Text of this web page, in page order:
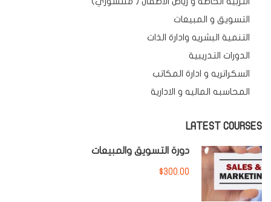
التسويق و المبيعات
التنمية البشريه وادارة الذات
الدورات التدريبية
السكراتريه و ادارة المكاتب
المحاسبه الماليه و الادارية
LATEST COURSES
دورة التسويق والمبيعات
$300.00